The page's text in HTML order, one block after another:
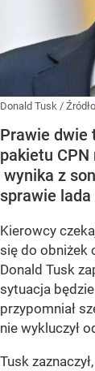
Donald Tusk /
Prawie dwie
pakietu
wynika z
sprawie lada
Kierowcy
się do obniżek
Donald Tusk
sytuacja
przypomniał
nie wykluczył
Tusk